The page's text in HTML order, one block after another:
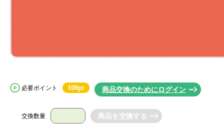
必要ポイント 100pt 商品交換のためにログイン
交換数量